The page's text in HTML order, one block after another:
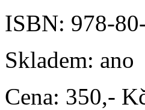
ISBN: 978-
Skladem: ano
Cena: 350,-